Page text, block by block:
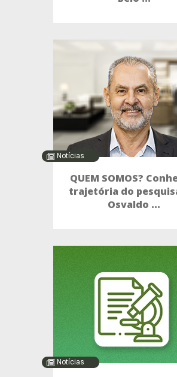
Notícias
QUEM SOMOS?
trajetória do
Osvaldo ...
Notícias